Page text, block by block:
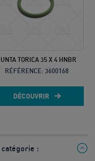
TORICA 35 X 4 HNBR
RÉFÉRENCE: 3600168
DÉCOUVRIR
: